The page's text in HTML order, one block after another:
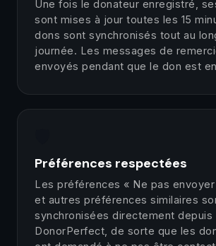
Une fois le donateur enregistré,
sont mises à jour toutes les 15
dons sont synchronisés tout au
journée. Les messages de
envoyés pendant que le don est
Préférences respectées
Les préférences « Ne pas
et autres préférences similaires
synchronisées directement depuis
DonorPerfect, de sorte que les